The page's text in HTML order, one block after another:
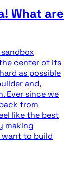
What are
center of its
as possible
and,
Ever since we
from
like the best
making
to build